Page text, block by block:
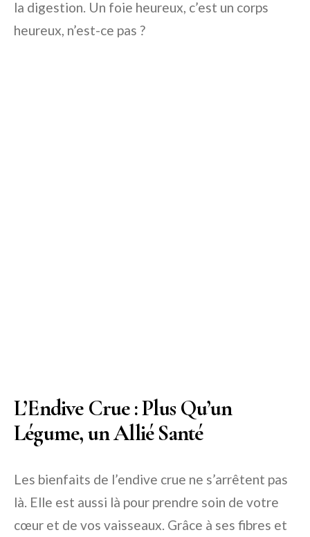
la digestion. Un foie heureux, c’est un corps
heureux, n’est-ce pas ?
L’Endive Crue : Plus Qu’un
Légume, un Allié Santé
Les bienfaits de l’endive crue ne s’arrêtent pas
là. Elle est aussi là pour prendre soin de votre
cœur et de vos vaisseaux. Grâce à ses fibres et